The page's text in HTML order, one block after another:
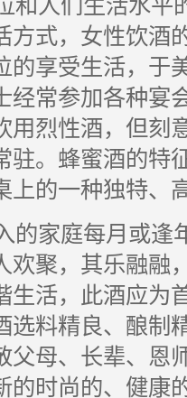
和人们生活水平
方式，女性饮酒
的享受生活，于
经常参加各种宴
用烈性酒，但刻
驻。蜂蜜酒的特
上的一种独特、
的家庭每月或逢
欢聚，其乐融融
生活，此酒应为
选料精良、酿制
父母、长辈、恩
的时尚的、健康